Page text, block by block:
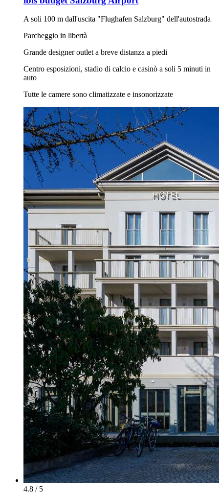
A soli 100 m dall'uscita "Flughafen Salzburg" dell'autostrada
Parcheggio in libertà
Grande designer outlet a breve distanza a piedi
Centro esposizioni, stadio di calcio e casinò a soli 5 minuti in
auto
Tutte le camere sono climatizzate e insonorizzate
4.8 / 5